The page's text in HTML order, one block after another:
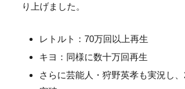
り上げました。
レトルト：70万回以上再生
キヨ：同様に数十万回再生
さらに芸能人・狩野英孝も実況し